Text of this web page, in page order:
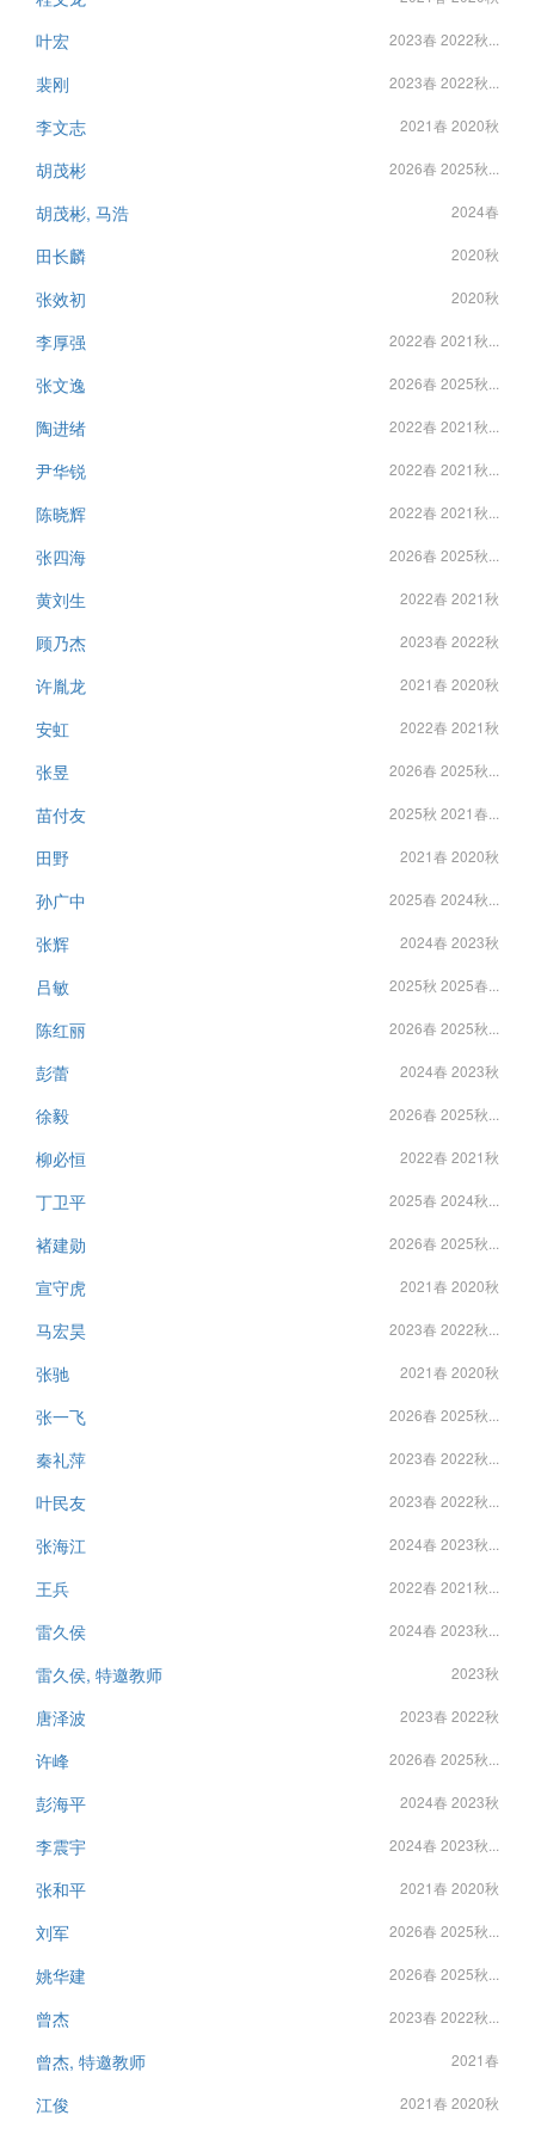
叶宏 2023春 2022秋...
裴刚 2023春 2022秋...
李文志 2021春 2020秋
胡茂彬 2026春 2025秋...
胡茂彬, 马浩 2024春
田长麟 2020秋
张效初 2020秋
李厚强 2022春 2021秋...
张文逸 2026春 2025秋...
陶进绪 2022春 2021秋...
尹华锐 2022春 2021秋...
陈晓辉 2022春 2021秋...
张四海 2026春 2025秋...
黄刘生 2022春 2021秋
顾乃杰 2023春 2022秋
许胤龙 2021春 2020秋
安虹 2022春 2021秋
张昱 2026春 2025秋...
苗付友 2025秋 2021春...
田野 2021春 2020秋
孙广中 2025春 2024秋...
张辉 2024春 2023秋
吕敏 2025秋 2025春...
陈红丽 2026春 2025秋...
彭蕾 2024春 2023秋
徐毅 2026春 2025秋...
柳必恒 2022春 2021秋
丁卫平 2025春 2024秋...
褚建勋 2026春 2025秋...
宣守虎 2021春 2020秋
马宏昊 2023春 2022秋...
张驰 2021春 2020秋
张一飞 2026春 2025秋...
秦礼萍 2023春 2022秋...
叶民友 2023春 2022秋...
张海江 2024春 2023秋...
王兵 2022春 2021秋...
雷久侯 2024春 2023秋...
雷久侯, 特邀教师 2023秋
唐泽波 2023春 2022秋
许峰 2026春 2025秋...
彭海平 2024春 2023秋
李震宇 2024春 2023秋...
张和平 2021春 2020秋
刘军 2026春 2025秋...
姚华建 2026春 2025秋...
曾杰 2023春 2022秋...
曾杰, 特邀教师 2021春
江俊 2021春 2020秋